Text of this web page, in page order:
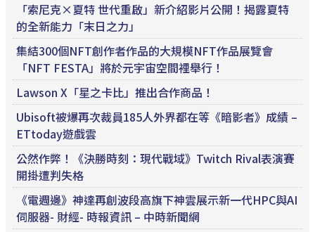
「索尼克×夏特 世代重啟」新介紹影片公開！揭露夏特
的全新能力「末日之力」
集結300個NFT創作者作品的大規模NFT作品展覽會
「NFT FESTA」將於元宇宙空間裡舉行！
Lawson X「星之卡比」推出合作商品！
Ubisoft被爆再次裁員185人外界都在等《暗影者》成績 –
ETtoday遊戲雲
公然作弊！《決勝時刻：現代戰域》Twitch Rival表演賽
開掛遭判失格
《電週邊》神達再創波段高旗下神雲展示新一代HPC與AI
伺服器- 財經- 時報資訊 – 中時新聞網